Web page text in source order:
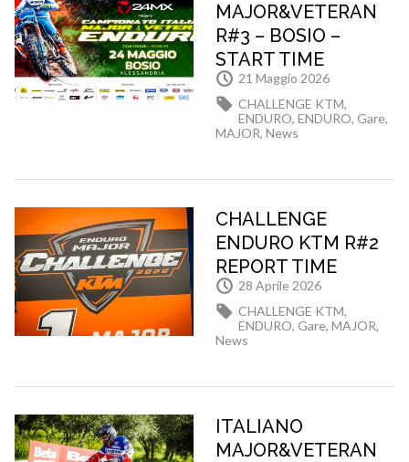
MAJOR&VETERAN
R#3 – BOSIO –
START TIME
21 Maggio 2026
CHALLENGE KTM,
ENDURO,ENDURO, Gare,
MAJOR,News
CHALLENGE
ENDURO KTM R#2
REPORT TIME
28 Aprile 2026
CHALLENGE KTM,
ENDURO, Gare,MAJOR,
News
ITALIANO
MAJOR&VETERAN